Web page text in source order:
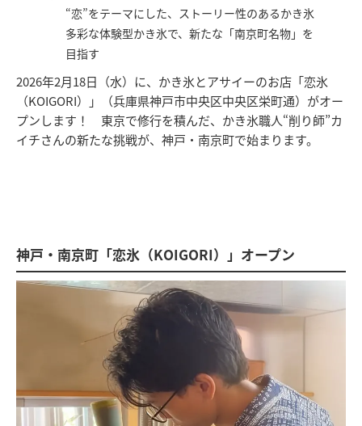
“恋”をテーマにした、ストーリー性のあるかき氷
多彩な体験型かき氷で、新たな「南京町名物」を
目指す
2026年2月18日（水）に、かき氷とアサイーのお店「恋氷
（KOIGORI）」（兵庫県神戸市中央区中央区栄町通）がオー
プンします！ 東京で修行を積んだ、かき氷職人“削り師”カ
イチさんの新たな挑戦が、神戸・南京町で始まります。
神戸・南京町「恋氷（KOIGORI）」オープン